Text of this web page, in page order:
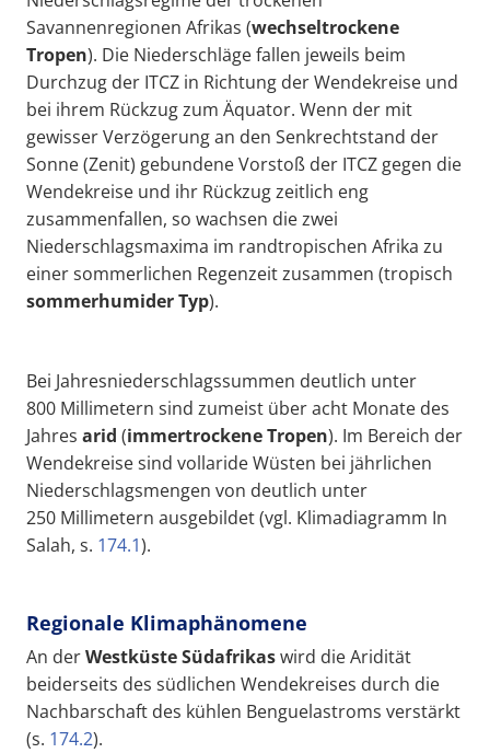
Savannenregionen Afrikas (wechseltrockene
Tropen). Die Niederschläge fallen jeweils beim
Durchzug der ITCZ in Richtung der Wendekreise und
bei ihrem Rückzug zum Äquator. Wenn der mit
gewisser Verzögerung an den Senkrechtstand der
Sonne (Zenit) gebundene Vorstoß der ITCZ gegen die
Wendekreise und ihr Rückzug zeitlich eng
zusammenfallen, so wachsen die zwei
Niederschlagsmaxima im randtropischen Afrika zu
einer sommerlichen Regenzeit zusammen (tropisch
sommerhumider Typ).
Bei Jahresniederschlagssummen deutlich unter
800 Millimetern sind zumeist über acht Monate des
Jahres arid (immertrockeneTropen). Im Bereich der
Wendekreise sind vollaride Wüsten bei jährlichen
Niederschlagsmengen von deutlich unter
250 Millimetern ausgebildet (vgl. Klimadiagramm In
Salah, s. 174.1).
Regionale Klimaphänomene
An derWestküste Südafrikaswird die Aridität
beiderseits des südlichen Wendekreises durch die
Nachbarschaft des kühlen Benguelastroms verstärkt
(s. 174.2).